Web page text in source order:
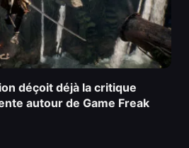
déçoit déjà la critique
autour de Game Freak